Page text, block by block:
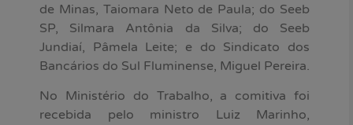
de Minas, Taiomara Neto de Paula; do Seeb
SP, Silmara Antônia da Silva; do Seeb
Jundiaí, Pâmela Leite; e do Sindicato dos
Bancários do Sul Fluminense, Miguel Pereira.
No Ministério do Trabalho, a comitiva foi
recebida pelo ministro Luiz Marinho,